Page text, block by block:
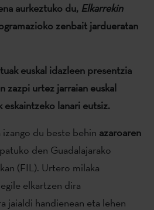
aurkeztuko du, Elkarrekin
zenbait jardueratan
euskal idazleen presentzia
zazpi urtez jarraian euskal
lanari eutsiz.
du beste behin azaroaren
den Guadalajarako
(FIL). Urtero milaka
elkartzen dira
jaialdi handienean eta lehen